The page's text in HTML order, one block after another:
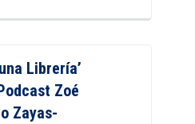
Librería’
Zoé
Zayas-